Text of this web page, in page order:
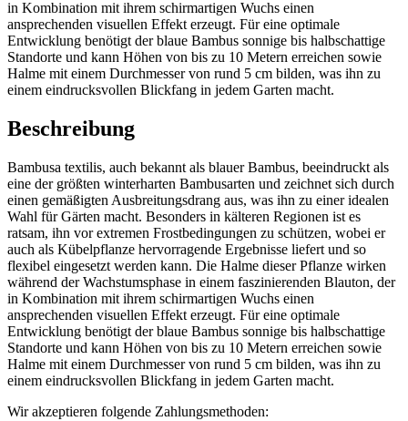
in Kombination mit ihrem schirmartigen Wuchs einen
ansprechenden visuellen Effekt erzeugt. Für eine optimale
Entwicklung benötigt der blaue Bambus sonnige bis halbschattige
Standorte und kann Höhen von bis zu 10 Metern erreichen sowie
Halme mit einem Durchmesser von rund 5 cm bilden, was ihn zu
einem eindrucksvollen Blickfang in jedem Garten macht.
Beschreibung
Bambusa textilis, auch bekannt als blauer Bambus, beeindruckt als
eine der größten winterharten Bambusarten und zeichnet sich durch
einen gemäßigten Ausbreitungsdrang aus, was ihn zu einer idealen
Wahl für Gärten macht. Besonders in kälteren Regionen ist es
ratsam, ihn vor extremen Frostbedingungen zu schützen, wobei er
auch als Kübelpflanze hervorragende Ergebnisse liefert und so
flexibel eingesetzt werden kann. Die Halme dieser Pflanze wirken
während der Wachstumsphase in einem faszinierenden Blauton, der
in Kombination mit ihrem schirmartigen Wuchs einen
ansprechenden visuellen Effekt erzeugt. Für eine optimale
Entwicklung benötigt der blaue Bambus sonnige bis halbschattige
Standorte und kann Höhen von bis zu 10 Metern erreichen sowie
Halme mit einem Durchmesser von rund 5 cm bilden, was ihn zu
einem eindrucksvollen Blickfang in jedem Garten macht.
Wir akzeptieren folgende Zahlungsmethoden: